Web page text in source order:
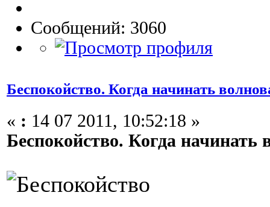
Сообщений: 3060
Беспокойство. Когда начинать
« : 14 07 2011, 10:52:18 »
Беспокойство. Когда начинать